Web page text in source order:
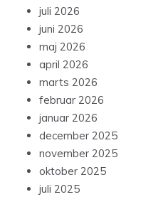
juli 2026
juni 2026
maj 2026
april 2026
marts 2026
februar 2026
januar 2026
december 2025
november 2025
oktober 2025
juli 2025